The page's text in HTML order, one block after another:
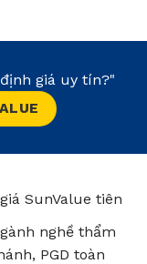
giá uy tín?"
SunValue tiên
nghề thẩm
PGD toàn